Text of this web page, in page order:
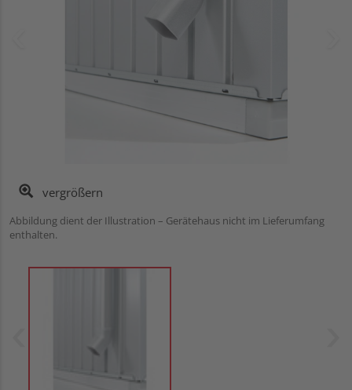
vergrößern
Abbildung dient der Illustration – Gerätehaus nicht im Lieferumfang
enthalten.